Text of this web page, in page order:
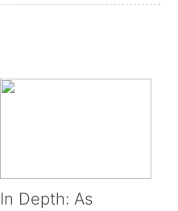
In Depth: As